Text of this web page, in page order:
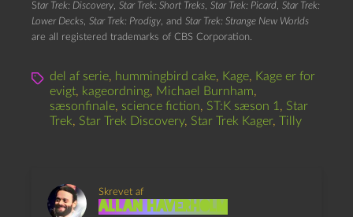
Star Trek: Discovery, Star Trek: Short Treks, Star Trek: Picard, Star Trek:
Lower Decks, Star Trek: Prodigy, and Star Trek: Strange New Worlds
are all registered trademarks of CBS Corporation.
del af serie, hummingbird cake, Kage, Kage er for
evigt, kageordning, Michael Burnham,
sæsonfinale, science fiction, ST:K sæson 1, Star
Trek, Star Trek Discovery, Star Trek Kager, Tilly
Skrevet af
Allan Haverholm